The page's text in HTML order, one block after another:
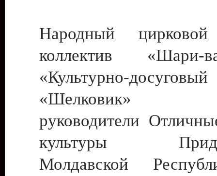
Народный цирковой
коллектив
«Культурно-
«Шелковик»
руководители
культуры
Молдавской